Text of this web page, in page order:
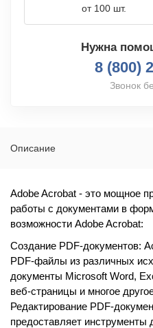
от 100 шт.
Нужна
8 (800)
Звонок
Описание
Adobe Acrobat - это мощное
работы с документами в
возможности Adobe Acrobat:
Создание PDF-документов:
PDF-файлы из различных
документы Microsoft Word,
веб-страницы и многое
Редактирование PDF-
предоставляет инструменты